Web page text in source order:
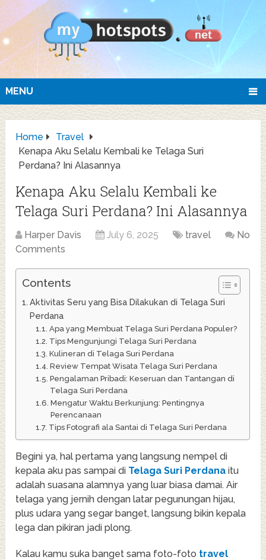
MENU
Home
Travel
Kenapa Aku Selalu Kembali ke Telaga Suri
Perdana? Ini Alasannya
Kenapa Aku Selalu Kembali ke
Telaga Suri Perdana? Ini Alasannya
Harper Davis July 6, 2025 travel
No
Comments
Contents
Aktivitas Seru yang Bisa Dilakukan di Telaga Suri
Perdana
Apa yang Membuat Telaga Suri Perdana Populer?
Tips Mengunjungi Telaga Suri Perdana
Kulineran di Telaga Suri Perdana
Review Tempat Wisata Telaga Suri Perdana
Pengalaman Pribadi: Keseruan dan Tantangan di
Telaga Suri Perdana
Mengatur Waktu Berkunjung: Pentingnya
Perencanaan
Tips Fotografi ala Santai di Telaga Suri Perdana
Begini ya, hal pertama yang langsung nempel di
kepala aku pas sampai di Telaga Suri Perdana itu
adalah suasana alamnya yang luar biasa damai. Air
telaga yang jernih dengan latar pegunungan hijau,
plus udara yang segar banget, langsung bikin kepala
lega dan pikiran jadi plong.
Kalau kamu suka banget sama foto-foto travel